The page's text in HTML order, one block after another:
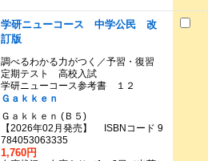
学研ニューコース 中学公民 改
訂版
調べるわかる力がつく／予習・復習
定期テスト 高校入試
学研ニューコース参考書 １２
Ｇａｋｋｅｎ
Ｇａｋｋｅｎ (Ｂ５)
【2026年02月発売】 ISBNコード 9
784053063335
1,760円